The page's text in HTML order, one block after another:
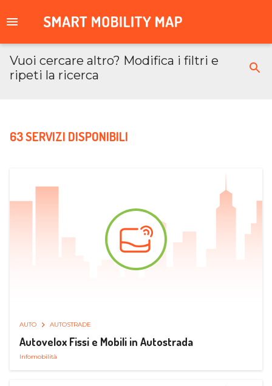
Vuoi cercare altro? Modifica i filtri e
ripeti la ricerca
63 SERVIZI DISPONIBILI
AUTO AUTOSTRADE
Autovelox Fissi e Mobili in Autostrada
Infomobilità